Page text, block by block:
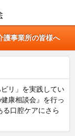
護事業所の皆様へ
リ」を実践してい
康相談会』を行っ
口腔ケアにさら